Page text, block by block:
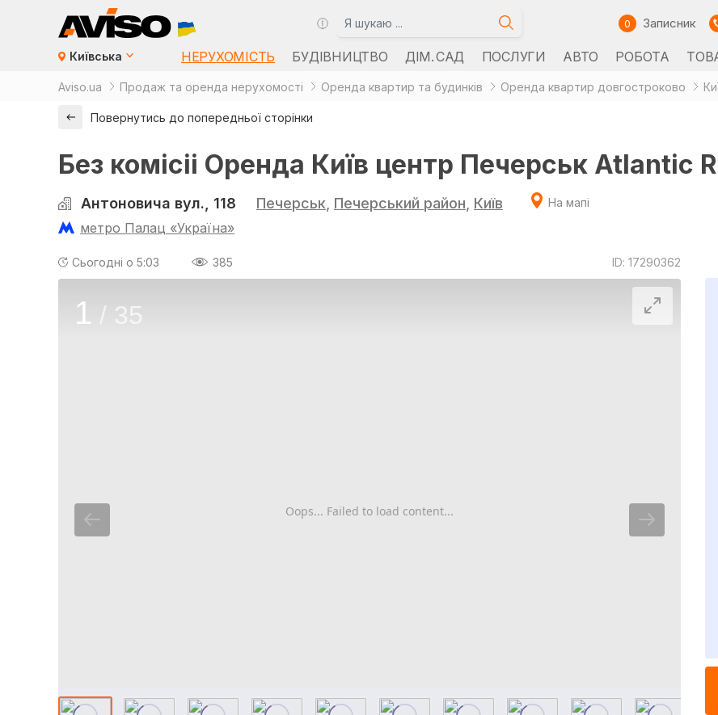
0 Записник
Київська НЕРУХОМІСТЬ БУДІВНИЦТВО ДІМ. САД ПОСЛУГИ АВТО РОБОТА
Aviso.ua Продаж та оренда нерухомості Оренда квартир та будинків Оренда квартир довгостроково
Повернутись до попередньої сторінки
Без комісіі Оренда Київ центр Печерськ Atlantic
Антоновича вул., 118 Печерськ Печерський район Київ На мапі
метро Палац «Україна»
Сьогодні о 5:03 385 ID: 17290362
Oops... Failed to load content...
1 / 35